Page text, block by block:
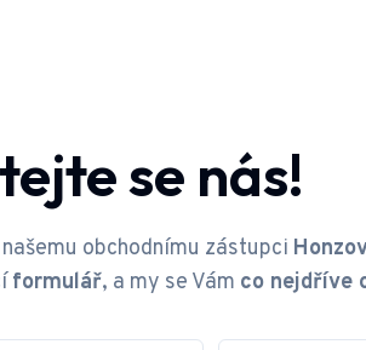
se nás!
našemu obchodnímu zástupci
formulář, a my se Vám co nejdříve